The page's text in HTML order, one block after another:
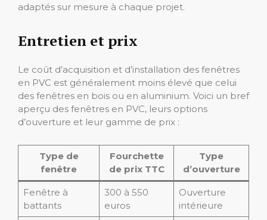
adaptés sur mesure à chaque projet.
Entretien et prix
Le coût d’acquisition et d’installation des fenêtres
en PVC est généralement moins élevé que celui
des fenêtres en bois ou en aluminium. Voici un bref
aperçu des fenêtres en PVC, leurs options
d’ouverture et leur gamme de prix :
Type de
fenêtre
Fourchette
de prix TTC
Type
d’ouverture
Fenêtre à
battants
300 à 550
euros
Ouverture
intérieure